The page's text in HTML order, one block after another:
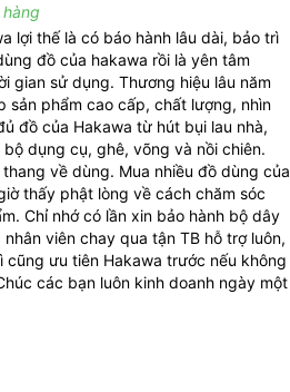
lợi thế là có báo hành lâu dài, bảo trì
đồ của hakawa rồi là yên tâm
gian sử dụng. Thương hiệu lâu năm
sản phẩm cao cấp, chất lượng, nhìn
đồ của Hakawa từ hút bụi lau nhà,
dụng cụ, ghê, võng và nồi chiên.
về dùng. Mua nhiều đồ dùng của
thấy phật lòng về cách chăm sóc
Chỉ nhớ có lần xin bảo hành bộ dây
viên chay qua tận TB hỗ trợ luôn,
cũng ưu tiên Hakawa trước nếu không
các bạn luôn kinh doanh ngày một